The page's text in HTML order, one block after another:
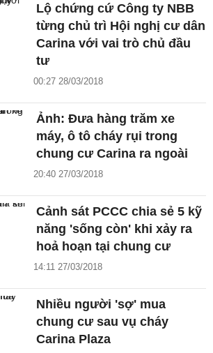
Lộ chứng cứ Công ty NBB
từng chủ trì Hội nghị cư dân
Carina với vai trò chủ đầu
tư
00:27 28/03/2018
Ảnh: Đưa hàng trăm xe
máy, ô tô cháy rụi trong
chung cư Carina ra ngoài
20:40 27/03/2018
Cảnh sát PCCC chia sẻ 5 kỹ
năng 'sống còn' khi xảy ra
hoả hoạn tại chung cư
14:11 27/03/2018
Nhiều người 'sợ' mua
chung cư sau vụ cháy
Carina Plaza